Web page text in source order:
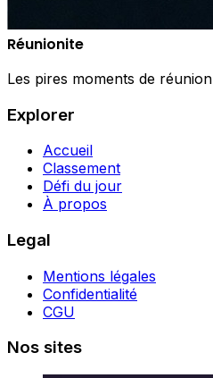
Réunionite
Les pires moments de réunion
Explorer
Accueil
Classement
Défi du jour
À propos
Legal
Mentions légales
Confidentialité
CGU
Nos sites